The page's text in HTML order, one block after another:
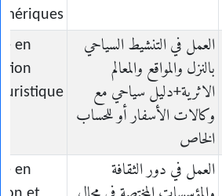
العمل في التنشيط السياحي
بالنزل والمواقع والمعالم
الاثرية+دليل سياحي مع
وكالات الأسفار أو للحساب
الخاص
en
العمل في دور الثقافة
en